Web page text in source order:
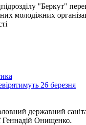
"Беркут"
молодіжних
26 березня
державний
Геннадій Онищенко.